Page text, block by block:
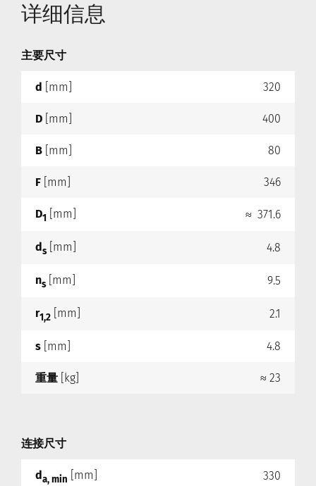
详细信息
主要尺寸
d [mm] 320
D [mm] 400
B [mm] 80
F [mm] 346
D1 [mm] ≈ 371.6
ds [mm] 4.8
ns [mm] 9.5
r1,2 [mm] 2.1
s [mm] 4.8
重量 [kg] ≈ 23
连接尺寸
da, min [mm] 330